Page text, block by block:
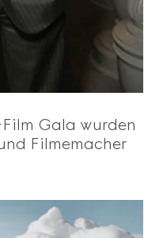
Gala wurden
Filmemacher